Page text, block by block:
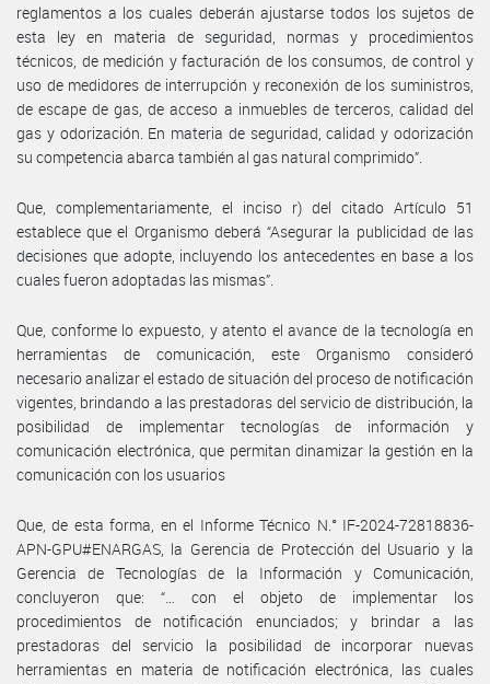
reglamentos a los cuales deberán ajustarse todos los sujetos de
esta ley en materia de seguridad, normas y procedimientos
técnicos, de medición y facturación de los consumos, de control y
uso de medidores de interrupción y reconexión de los suministros,
de escape de gas, de acceso a inmuebles de terceros, calidad del
gas y odorización. En materia de seguridad, calidad y odorización
su competencia abarca también al gas natural comprimido”.
Que, complementariamente, el inciso r) del citado Artículo 51
establece que el Organismo deberá “Asegurar la publicidad de las
decisiones que adopte, incluyendo los antecedentes en base a los
cuales fueron adoptadas las mismas”.
Que, conforme lo expuesto, y atento el avance de la tecnología en
herramientas de comunicación, este Organismo consideró
necesario analizar el estado de situación del proceso de notificación
vigentes, brindando a las prestadoras del servicio de distribución, la
posibilidad de implementar tecnologías de información y
comunicación electrónica, que permitan dinamizar la gestión en la
comunicación con los usuarios
Que, de esta forma, en el Informe Técnico N.° IF-2024-72818836-
APN-GPU#ENARGAS, la Gerencia de Protección del Usuario y la
Gerencia de Tecnologías de la Información y Comunicación,
concluyeron que: “… con el objeto de implementar los
procedimientos de notificación enunciados; y brindar a las
prestadoras del servicio la posibilidad de incorporar nuevas
herramientas en materia de notificación electrónica, las cuales